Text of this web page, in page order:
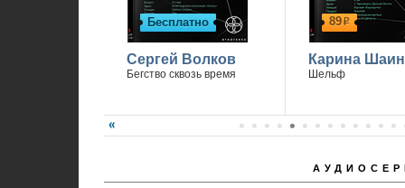
Бесплатно
Сергей Волков
Бегство сквозь время
89р
Карина
Шельф